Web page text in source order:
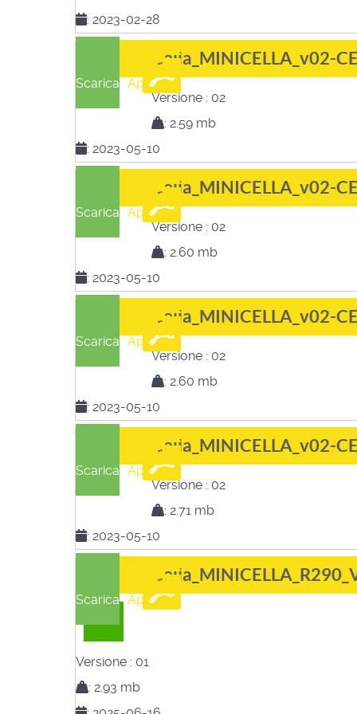
: 2023-02-28
Scarica Apri
Cella_MINICELLA_v02-
Versione : 02
: 2.59 mb
: 2023-05-10
Scarica Apri
Cella_MINICELLA_v02-
Versione : 02
: 2.60 mb
: 2023-05-10
Scarica Apri
Cella_MINICELLA_v02-
Versione : 02
: 2.60 mb
: 2023-05-10
Scarica Apri
Cella_MINICELLA_v02-
Versione : 02
: 2.71 mb
: 2023-05-10
Scarica Apri
Versione : 01
: 2.93 mb